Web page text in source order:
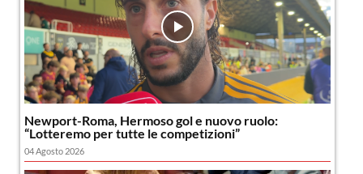
Newport-Roma, Hermoso gol e nuovo ruolo:
“Lotteremo per tutte le competizioni”
04 Agosto 2026